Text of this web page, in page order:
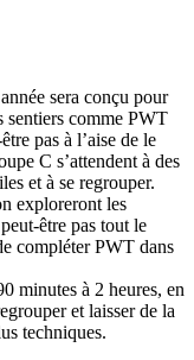
sera conçu pour
sentiers comme PWT
pas à l’aise de le
C s’attendent à des
et à se regrouper.
exploreront les
être pas tout le
compléter PWT dans
minutes à 2 heures, en
et laisser de la
techniques.